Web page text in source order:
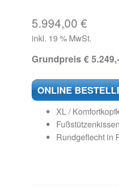
5.994,00€
inkl. 19 % MwSt.
Grundpreis €
ONLINE
XL /
Rundgeflecht in